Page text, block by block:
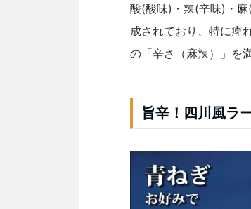
酸(酸味)・辣(辛味)・
成されており、特に痺
の「辛さ（麻辣）」を
旨辛！四川風ラ